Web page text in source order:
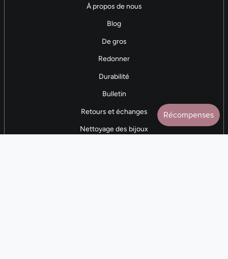
À propos de nous
Blog
De gros
Redonner
Durabilité
Bulletin
Retours et échanges
Nettoyage des bijoux